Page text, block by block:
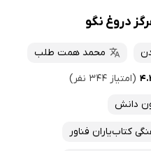
دروغ نگو
محمد همت طلب
(امتیاز ۳۴۴ نفر)
دانش
کتاب‌یاران فناور